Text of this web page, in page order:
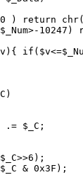
) return
.= $_C;
& 0x3F);